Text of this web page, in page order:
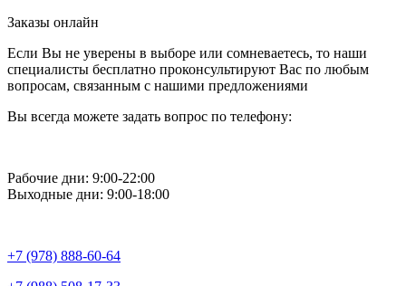
Заказы онлайн
Если Вы не уверены в выборе или сомневаетесь, то наши
специалисты бесплатно проконсультируют Вас по любым
вопросам, связанным с нашими предложениями
Вы всегда можете задать вопрос по телефону:
Рабочие дни: 9:00-22:00
Выходные дни: 9:00-18:00
+7 (978) 888-60-64